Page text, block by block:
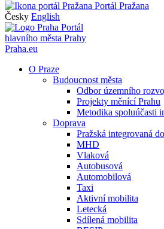
Portál Pražana
Česky English
Portál
hlavního města Prahy
Praha.eu
O Praze
Budoucnost města
Odbor územního
Projekty měnící Prahu
Metodika spoluúčasti
Doprava
Pražská integrovaná
MHD
Vlaková
Autobusová
Automobilová
Taxi
Aktivní mobilita
Letecká
Sdílená mobilita